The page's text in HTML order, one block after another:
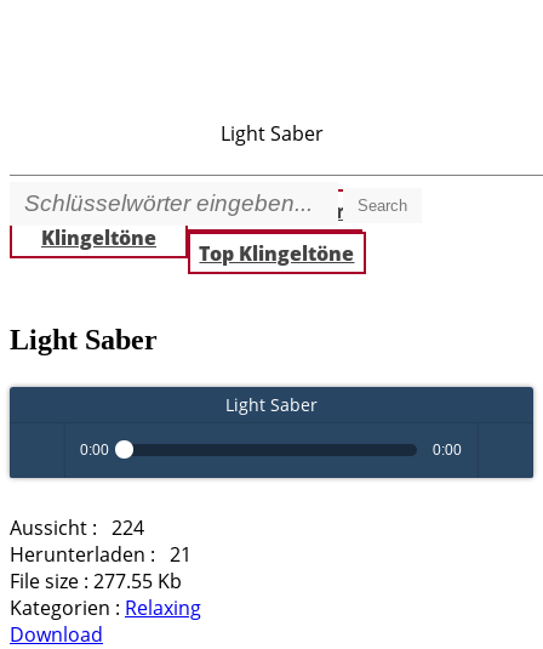
Search
Light Saber
Beste
Klingeltöne
Neue Klingeltöne
Top Klingeltöne
Light Saber
Light Saber
Play /
0:00 0:00
Aussicht : 224
Herunterladen : 21
File size : 277.55 Kb
Kategorien : Relaxing
Download